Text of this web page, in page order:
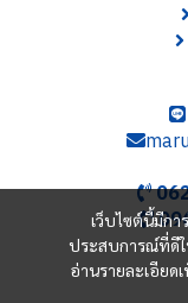
เว็บไซต์นี้มีก
ประสบการณ์ที่ดีใ
อ่านรายละเอียด